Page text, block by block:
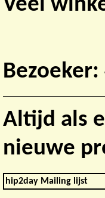
Veel
Altijd als
nieuwe
hip2day Mailing lijst